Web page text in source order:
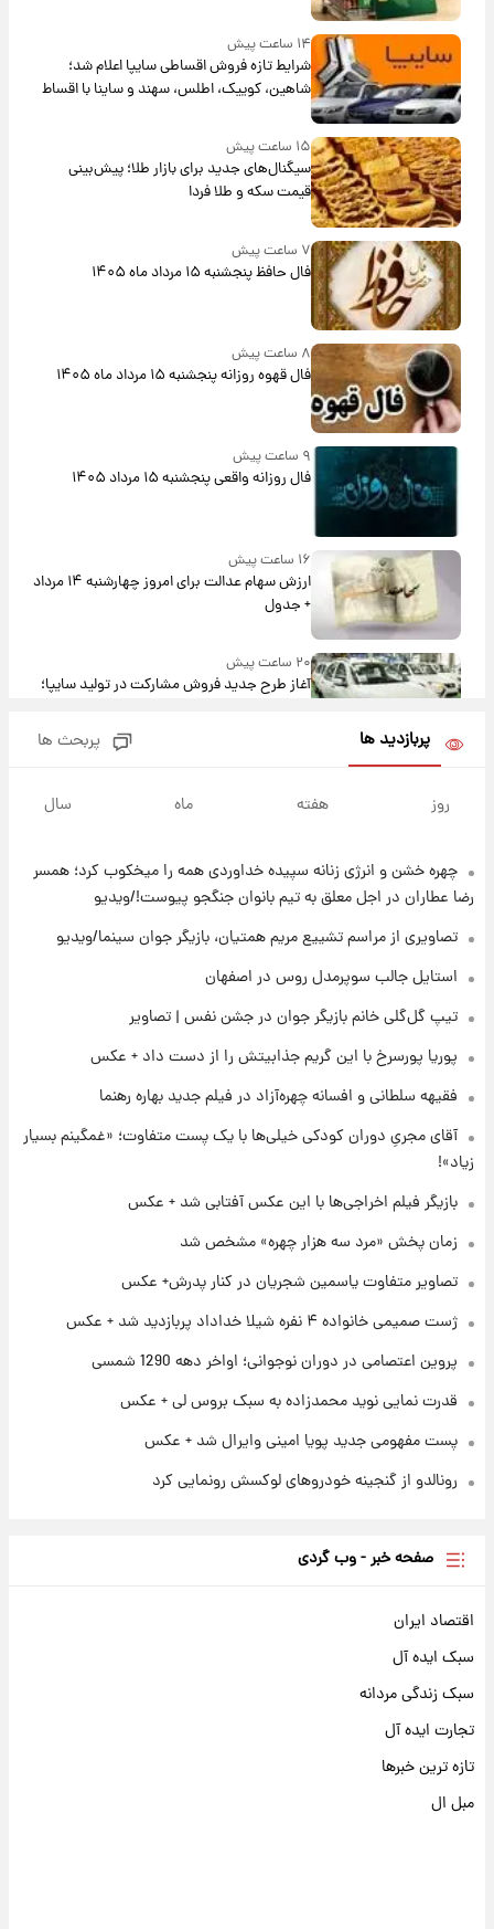
۱۴ ساعت پیش
شرایط تازه فروش اقساطی سایپا اعلام شد؛
شاهین، کوییک، اطلس، سهند و ساینا با اقساط
بلندمدت + جدول
۱۵ ساعت پیش
سیگنال‌های جدید برای بازار طلا؛ پیش‌بینی
قیمت سکه و طلا فردا
۷ ساعت پیش
فال حافظ پنجشنبه ۱۵ مرداد ماه ۱۴۰۵
۸ ساعت پیش
فال قهوه روزانه پنجشنبه ۱۵ مرداد ماه ۱۴۰۵
۹ ساعت پیش
فال روزانه واقعی پنجشنبه ۱۵ مرداد ۱۴۰۵
۱۶ ساعت پیش
ارزش سهام عدالت برای امروز چهارشنبه ۱۴ مرداد
+ جدول
۲۰ ساعت پیش
آغاز طرح جدید فروش مشارکت در تولید سایپا؛
سود مشارکت چند درصد است؟
۲۱ ساعت پیش
کار استقلال و رامین رضاییان رسما تمام شد +
۲۲ ساعت پیش
مذاق رضاییان خوش نیامد+عکس
پروین اعتصامی در دوران نوجوانی؛ اواخر دهه
قدرت‌نمایی نظامی چین؛ بمب‌افکن حامل موشک
۲۳ ساعت پیش
کرد
پربازدید ها پربحث ها
روز هفته ماه سال
چهره خشن و انرژی زنانه سپیده خداوردی همه را میخکوب کرد؛ همسر
رضا عطاران در اجل معلق به تیم بانوان جنگجو پیوست!/ویدیو
تصاویری از مراسم تشییع مریم همتیان، بازیگر جوان سینما/ویدیو
استایل جالب سوپرمدل روس در اصفهان
تیپ گل‌گلی خانم بازیگر جوان در جشن نفس | تصاویر
پوریا پورسرخ با این گریم جذابیتش را از دست داد + عکس
فقیهه سلطانی و افسانه چهره‌آزاد در فیلم جدید بهاره رهنما
آقای مجریِ دوران کودکی خیلی‌ها با یک پست متفاوت؛ «غمگینم بسیار
زیاد»!
بازیگر فیلم اخراجی‌ها با این عکس آفتابی شد + عکس
زمان پخش «مرد سه هزار چهره» مشخص شد
تصاویر متفاوت یاسمین شجریان در کنار پدرش+ عکس
ژست صمیمی خانواده ۴ نفره شیلا خداداد پربازدید شد + عکس
پروین اعتصامی در دوران نوجوانی؛ اواخر دهه 1290 شمسی
قدرت نمایی نوید محمدزاده به سبک بروس لی + عکس
پست مفهومی جدید پویا امینی وایرال شد + عکس
رونالدو از گنجینه خودروهای لوکسش رونمایی کرد
صفحه خبر - وب گردی
اقتصاد ایران
سبک ایده آل
سبک زندگی مردانه
تجارت ایده آل
تازه ترین خبرها
مبل ال